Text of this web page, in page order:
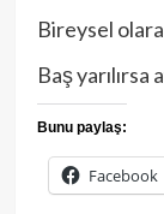
Bireysel
Baş yarılırsa
Bunu paylaş:
Facebook